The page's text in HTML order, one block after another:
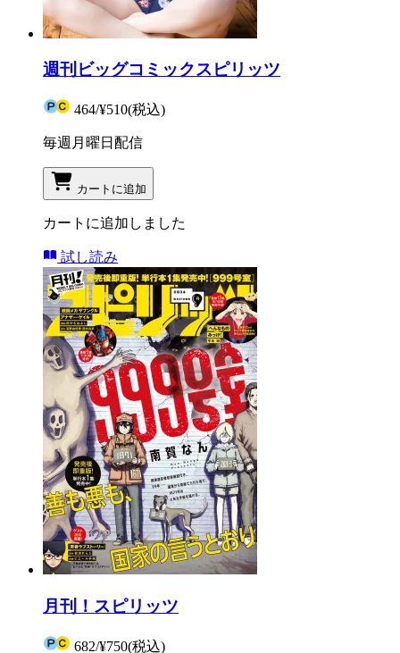
週刊ビッグコミックスピリッツ
464/¥510(税込)
毎週月曜日配信
カートに追加
カートに追加しました
試し読み
月刊！スピリッツ
682/¥750(税込)